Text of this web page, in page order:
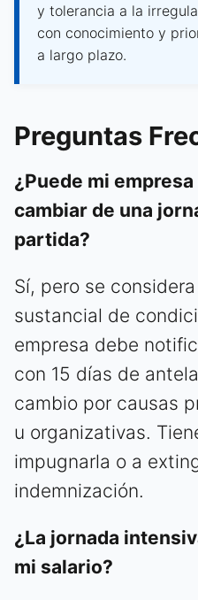
y tolerancia a la
con conocimiento y
a largo plazo.
Preguntas
¿Puede mi
cambiar de una
partida?
Sí, pero se
sustancial de
empresa debe
con 15 días de
cambio por causas
u organizativas.
impugnarla o a
indemnización.
¿La jornada
mi salario?